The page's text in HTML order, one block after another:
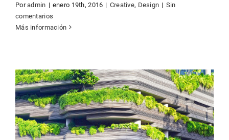
Poradmin | enero 19th, 2016 | Creative, Design | Sin
comentarios
Más información
Cras suscipit ante erat eleifend